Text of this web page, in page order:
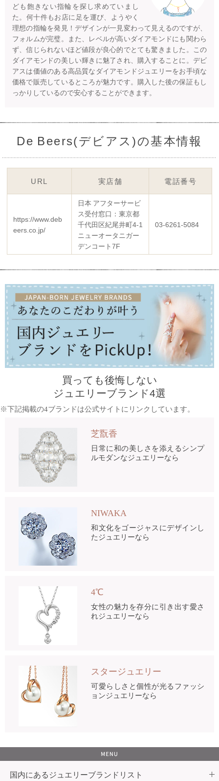
ども飽きない指輪を探し求めていまし
た。何十件もお店に足を運び、ようやく
理想の指輪を発見！デザインが一見変わって見えるのですが、
フォルムが完璧。また、レベルが高いダイアモンドにも関わら
ず、信じられないほど値段が良心的でとても驚きました。この
ダイアモンドの美しい輝きに魅了され、購入することに。デビ
アスは価値のある高品質なダイアモンドジュエリーをお手頃な
価格で販売しているところが魅力です。購入した後の保証もし
っかりしているので安心することができます。
De Beers(デビアス)の基本情報
URL 実店舗 電話番号
https://www.deb
eers.co.jp/
日本 アフターサービ
ス受付窓口：東京都
千代田区紀尾井町4-1
ニューオータニガー
デンコート7F
03-6261-5084
買っても後悔しない
ジュエリーブランド4選
※下記掲載の4ブランドは公式サイトにリンクしています。
芝翫香
日常に和の美しさを添えるシンプ
ルモダンなジュエリーなら
NIWAKA
和文化をゴージャスにデザインし
たジュエリーなら
4℃
女性の魅力を存分に引き出す愛さ
れジュエリーなら
スタージュエリー
可愛らしさと個性が光るファッシ
ョンジュエリーなら
国内にあるジュエリーブランドリスト